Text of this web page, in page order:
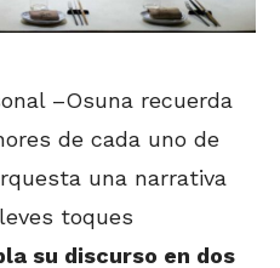
–Osuna recuerda
de cada uno de
una narrativa
toques
su discurso en dos